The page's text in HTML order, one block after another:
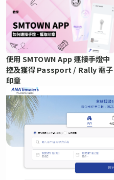
使用 SMTOWN App 連接手燈中
控及獲得 Passport / Rally 電子
印章